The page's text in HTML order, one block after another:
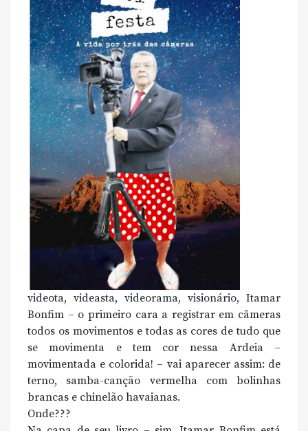
videota, videasta, videorama, visionário, Itamar
Bonfim – o primeiro cara a registrar em câmeras
todos os movimentos e todas as cores de tudo que
se movimenta e tem cor nessa Ardeia –
movimentada e colorida! – vai aparecer assim: de
terno, samba-canção vermelha com bolinhas
brancas e chinelão havaianas.
Onde???